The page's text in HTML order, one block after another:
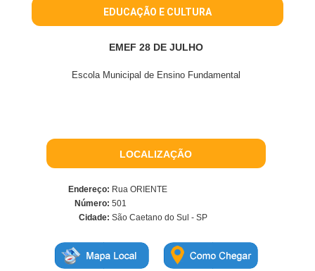
EDUCAÇÃO E CULTURA
EMEF 28 DE JULHO
Escola Municipal de Ensino Fundamental
LOCALIZAÇÃO
Endereço: Rua ORIENTE
Número: 501
Cidade: São Caetano do Sul - SP